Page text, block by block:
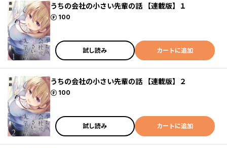
うちの会社の小さい先輩の話 【連載版】１
100
ポイント
試し読み カートに追加
うちの会社の小さい先輩の話 【連載版】２
100
ポイント
試し読み カートに追加